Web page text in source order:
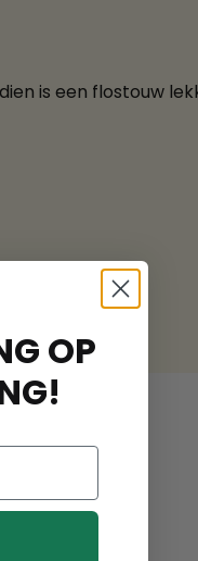
is een flostouw
OP